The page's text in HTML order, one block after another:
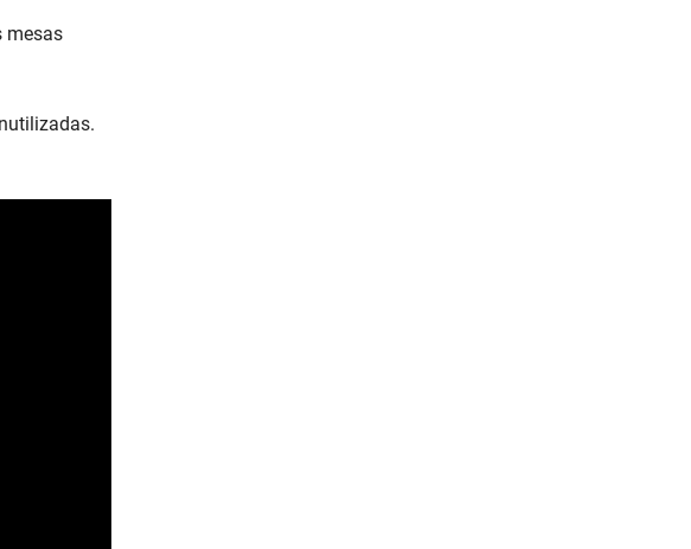
mesas